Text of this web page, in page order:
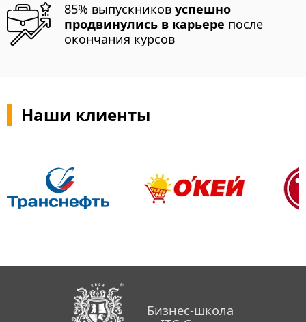
85% выпускниковуспешно
продвинулись в карьере после
окончания курсов
Наши клиенты
Бизнес-школа